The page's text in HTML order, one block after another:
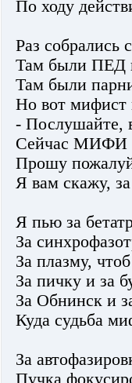
По ходу
Раз собрались
Там были
Там были
Но вот мифист
- Послушайте,
Сейчас МИФИ
Прошу
Я вам скажу,
Я пью за
За
За плазму,
За пичку и за
За Обнинск и
Куда судьба
За
Пучка